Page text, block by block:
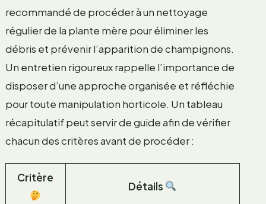
recommandé de procéder à un nettoyage
régulier de la plante mère pour éliminer les
débris et prévenir l’apparition de champignons.
Un entretien rigoureux rappelle l’importance de
disposer d’une approche organisée et réfléchie
pour toute manipulation horticole. Un tableau
récapitulatif peut servir de guide afin de vérifier
chacun des critères avant de procéder :
Critère
Détails